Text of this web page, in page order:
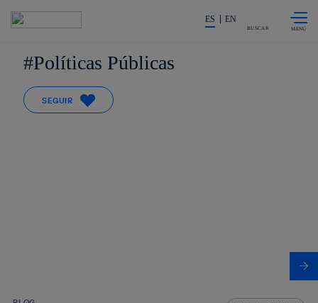
La acción en accionistas e
ES EN
BUSCAR
Políticas Públicas
SEGUIR